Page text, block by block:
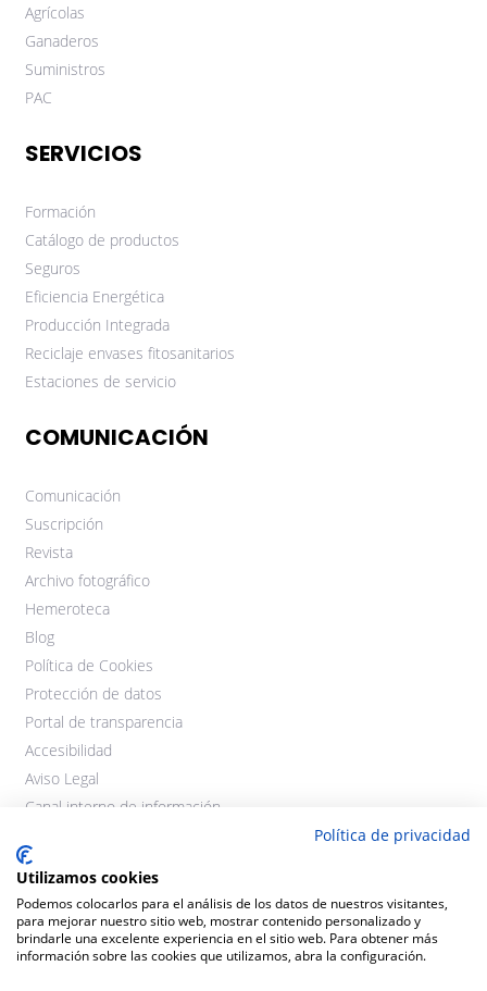
Agrícolas
Ganaderos
Suministros
PAC
SERVICIOS
Formación
Catálogo de productos
Seguros
Eficiencia Energética
Producción Integrada
Reciclaje envases fitosanitarios
Estaciones de servicio
COMUNICACIÓN
Comunicación
Suscripción
Revista
Archivo fotográfico
Hemeroteca
Blog
Política de Cookies
Protección de datos
Portal de transparencia
Accesibilidad
Aviso Legal
Canal interno de información
Política de privacidad
Utilizamos cookies
Podemos colocarlos para el análisis de los datos de nuestros visitantes,
para mejorar nuestro sitio web, mostrar contenido personalizado y
brindarle una excelente experiencia en el sitio web. Para obtener más
información sobre las cookies que utilizamos, abra la configuración.